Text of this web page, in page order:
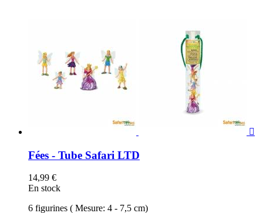

Fées - Tube Safari LTD
14,99 €
En stock
6 figurines ( Mesure: 4 - 7,5 cm)